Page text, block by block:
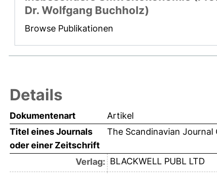
Dr. Wolfgang Buchholz)
Browse Publikationen
Details
Dokumentenart
Artikel
Titel eines Journals
oder einer Zeitschrift
The Scandinavian Journal
Verlag: BLACKWELL PUBL LTD